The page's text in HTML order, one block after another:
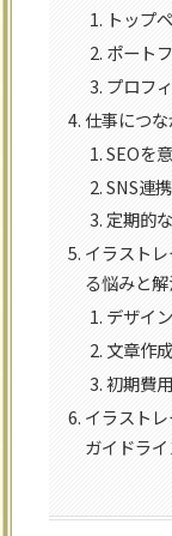
トップ
ポート
プロフ
仕事につ
SEOを
SNS連
定期的
イラスト
る悩みと
デザイ
文章作
初期費
イラスト
ガイドラ